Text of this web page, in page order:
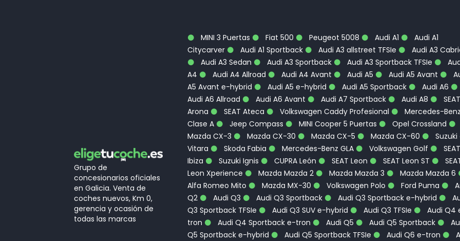
Grupo de
concesionarios oficiales
en Galicia. Venta de
coches nuevos, Km 0,
gerencia y ocasión de
todas las marcas
MINI 3 Puertas Fiat 500 Peugeot 5008 Audi A1
Audi A1
Citycarver
Audi A1 Sportback Audi A3 allstreet TFSIe
Audi A3
Audi A3 Sedan
Audi A3 Sportback Audi A3 Sportback TFSIe
A4
Audi A4 Allroad Audi A4 Avant Audi A5 Audi A5 Avant
A5 Avant e-hybrid
Audi A5 e-hybrid Audi A5 Sportback
Audi A6
Audi A6 Allroad
Audi A6 Avant Audi A7 Sportback Audi A8
SEAT
Arona
SEAT Ateca Volkswagen Caddy Profesional
Mercedes-
Clase A
Jeep Compass MINI Cooper 5 Puertas
Opel Crossland
Mazda CX-3
Mazda CX-30 Mazda CX-5 Mazda CX-60
Suzuki
Vitara
Skoda Fabia Mercedes-Benz GLA Volkswagen Golf
SEAT
Ibiza
Suzuki Ignis CUPRA León SEAT Leon SEAT Leon ST
Leon Xperience
Mazda Mazda 2 Mazda Mazda 3
Mazda Mazda 6
Alfa Romeo Mito
Mazda MX-30 Volkswagen Polo Ford Puma
Q2
Audi Q3 Audi Q3 Sportback Audi Q3 Sportback e-hybrid
Q3 Sportback TFSIe
Audi Q3 SUV e-hybrid Audi Q3 TFSIe
Audi Q4
tron
Audi Q4 Sportback e-tron Audi Q5 Audi Q5 Sportback
Q5 Sportback e-hybrid
Audi Q5 Sportback TFSIe Audi Q6 e-tron